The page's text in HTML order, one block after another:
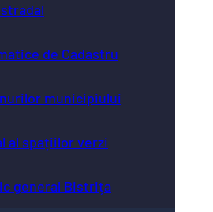
de Cadastru
municipiului
al spațiilor verzi
general Bistrița